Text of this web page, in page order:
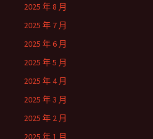
2025 年 8 月
2025 年 7 月
2025 年 6 月
2025 年 5 月
2025 年 4 月
2025 年 3 月
2025 年 2 月
2025 年 1 月